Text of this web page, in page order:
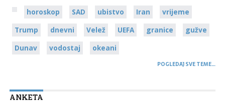
horoskop SAD ubistvo Iran
vrijeme
Trump
dnevni Velež UEFA granice
gužve
Dunav
vodostaj okeani
POGLEDAJ SVE TEME…
ANKETA